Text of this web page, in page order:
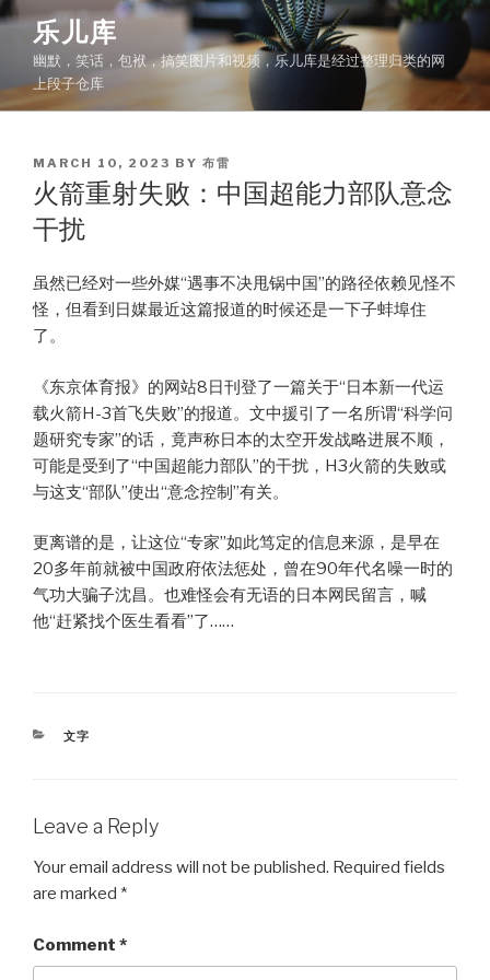
Skip
content
乐儿库
幽默，笑话，包袱，搞笑图片和视频，乐儿库是经过整理归类的网
上段子仓库
POSTED
ON
MARCH 10, 2023 BY 布雷
火箭重射失败：中国超能力部队意念
干扰
虽然已经对一些外媒“遇事不决甩锅中国”的路径依赖见怪不
怪，但看到日媒最近这篇报道的时候还是一下子蚌埠住
了。
《东京体育报》的网站8日刊登了一篇关于“日本新一代运
载火箭H-3首飞失败”的报道。文中援引了一名所谓“科学问
题研究专家”的话，竟声称日本的太空开发战略进展不顺，
可能是受到了“中国超能力部队”的干扰，H3火箭的失败或
与这支“部队”使出“意念控制”有关。
更离谱的是，让这位“专家”如此笃定的信息来源，是早在
20多年前就被中国政府依法惩处，曾在90年代名噪一时的
气功大骗子沈昌。也难怪会有无语的日本网民留言，喊
他“赶紧找个医生看看”了……
CATEGORIES
文字
Leave a Reply
Your email address will not be published. Required fields
are marked *
Comment *